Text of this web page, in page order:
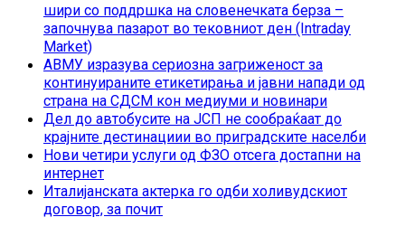
шири со поддршка на словенечката берза –
започнува пазарот во тековниот ден (Intraday
Market)
АВМУ изразува сериозна загриженост за
континуираните етикетирања и јавни напади од
страна на СДСМ кон медиуми и новинари
Дел до автобусите на ЈСП не сообраќаат до
крајните дестинациии во приградските населби
Нови четири услуги од ФЗО отсега достапни на
интернет
Италијанската актерка го одби холивудскиот
договор, за почит